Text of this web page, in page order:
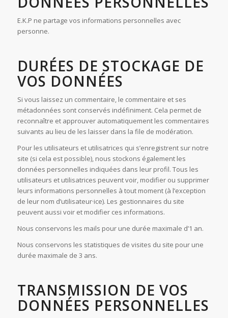
E.K.P ne partage vos informations personnelles avec
personne.
DURÉES DE STOCKAGE DE
VOS DONNÉES
Si vous laissez un commentaire, le commentaire et ses
métadonnées sont conservés indéfiniment. Cela permet de
reconnaître et approuver automatiquement les commentaires
suivants au lieu de les laisser dans la file de modération.
Pour les utilisateurs et utilisatrices qui s’enregistrent sur notre
site (si cela est possible), nous stockons également les
données personnelles indiquées dans leur profil. Tous les
utilisateurs et utilisatrices peuvent voir, modifier ou supprimer
leurs informations personnelles à tout moment (à l’exception
de leur nom d’utilisateur·ice). Les gestionnaires du site
peuvent aussi voir et modifier ces informations.
Nous conservons les mails pour une durée maximale d’1 an.
Nous conservons les statistiques de visites du site pour une
durée maximale de 3 ans.
TRANSMISSION DE VOS
DONNÉES PERSONNELLES